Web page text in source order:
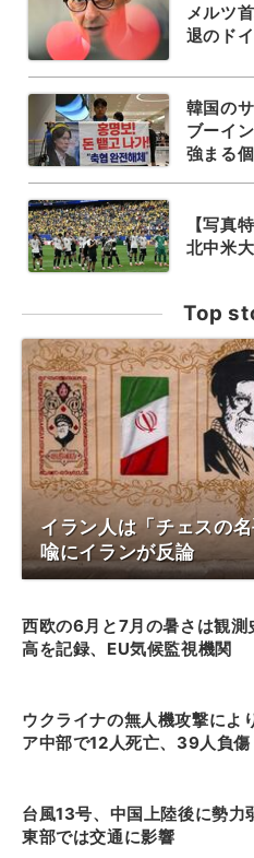
メルツ
退のド
韓国の
ブーイ
強まる
【写真
北中米
Top
イラン人は「チェスの
喩にイランが反論
西欧の6月と7月の暑さは観測
高を記録、EU気候監視機関
ウクライナの無人機攻撃によ
ア中部で12人死亡、39人負傷
台風13号、中国上陸後に勢力
東部では交通に影響